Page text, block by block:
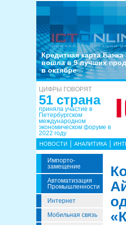
Кредитная карта
вошла в 9 лучших
в октябре
ЦИФРЫ ГОВОРЯТ
51 страна
приняла участие в
Петербургском
международном
экономическом форуме в
2022 году
НОВОСТИ АНАЛИТИКА
Импорто­
Замещение
Автоматизация
Промышленности
Интернет
Мобильная связь